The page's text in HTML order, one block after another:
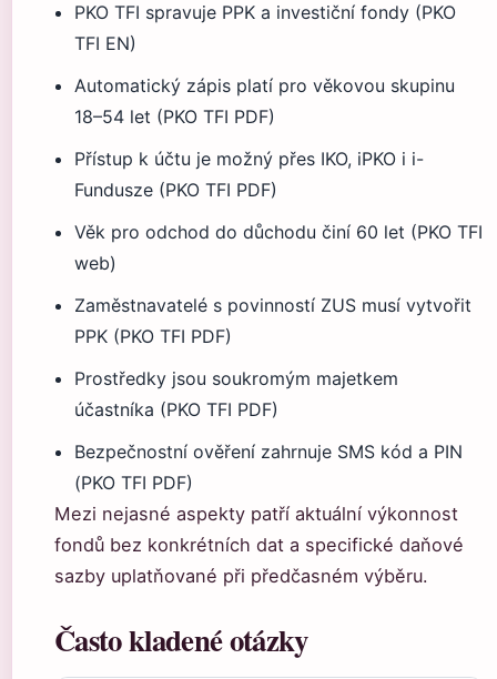
PKO TFI spravuje PPK a investiční fondy (PKO
TFI EN)
Automatický zápis platí pro věkovou skupinu
18–54 let (PKO TFI PDF)
Přístup k účtu je možný přes IKO, iPKO i i-
Fundusze (PKO TFI PDF)
Věk pro odchod do důchodu činí 60 let (PKO TFI
web)
Zaměstnavatelé s povinností ZUS musí vytvořit
PPK (PKO TFI PDF)
Prostředky jsou soukromým majetkem
účastníka (PKO TFI PDF)
Bezpečnostní ověření zahrnuje SMS kód a PIN
(PKO TFI PDF)
Mezi nejasné aspekty patří aktuální výkonnost
fondů bez konkrétních dat a specifické daňové
sazby uplatňované při předčasném výběru.
Často kladené otázky